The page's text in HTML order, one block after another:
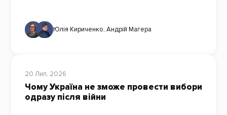
Юлія Кириченко, Андрій Магера
20 Лип, 2026
Чому Україна не зможе провести вибори
одразу після війни